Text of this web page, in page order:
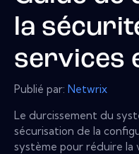
la
services
Publié par: Netwrix
Le durcissement du
sécurisation de la
système pour réduire la